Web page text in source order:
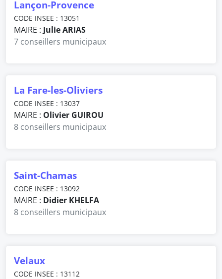
Lançon-Provence
CODE INSEE : 13051
MAIRE : Julie ARIAS
7 conseillers municipaux
La Fare-les-Oliviers
CODE INSEE : 13037
MAIRE : Olivier GUIROU
8 conseillers municipaux
Saint-Chamas
CODE INSEE : 13092
MAIRE : Didier KHELFA
8 conseillers municipaux
Velaux
CODE INSEE : 13112